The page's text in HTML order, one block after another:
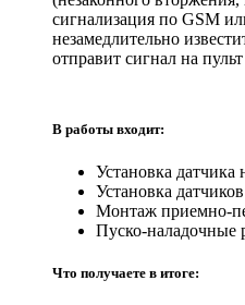
сигнализация по GSM
незамедлительно
отправит сигнал на
В работы входит:
Установка датчика
Установка
Монтаж приемно-
Пуско-наладочные
Что получаете в итоге: